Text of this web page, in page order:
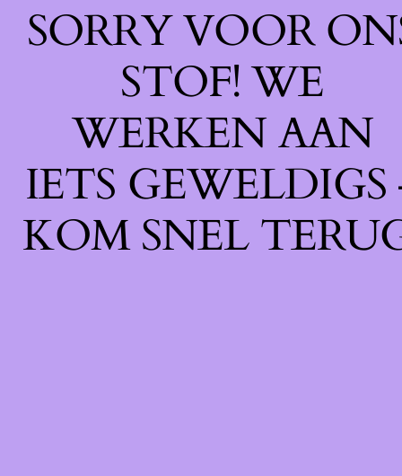
SORRY VOOR
STOF! WE
WERKEN AAN
IETS GEWELDIGS
KOM SNEL